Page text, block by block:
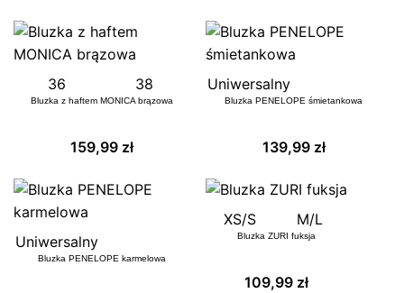
36 38
Bluzka z haftem MONICA brązowa
159,99 zł
Uniwersalny
Bluzka PENELOPE śmietankowa
139,99 zł
Uniwersalny
Bluzka PENELOPE karmelowa
XS/S M/L
Bluzka ZURI fuksja
109,99 zł